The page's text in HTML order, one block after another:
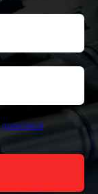
политикой